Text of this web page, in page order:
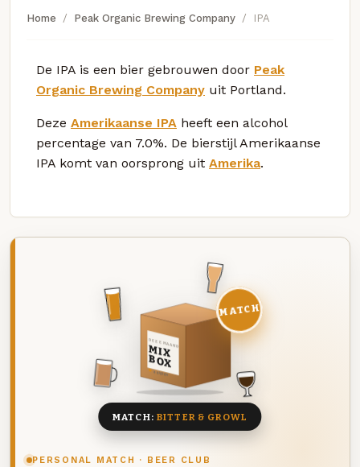
Home Peak Organic Brewing Company IPA
De IPA is een bier gebrouwen door Peak
Organic Brewing Company uit Portland.
Deze Amerikaanse IPA heeft een alcohol
percentage van 7.0%. De bierstijl Amerikaanse
IPA komt van oorsprong uit Amerika.
PERSONAL MATCH · BEER CLUB
DEZE MAAND
MIX
BOX
8 BIEREN
MATCH
MATCH: BITTER & GROWL